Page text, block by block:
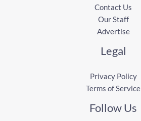
Contact Us
Our Staff
Advertise
Legal
Privacy Policy
Terms of Service
Follow Us